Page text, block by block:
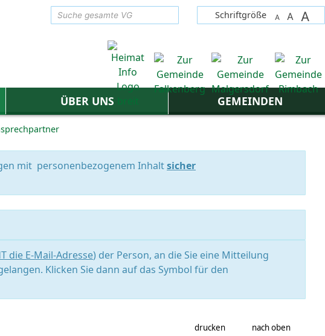
Schriftgröße A A A
ÜBER UNS GEMEINDEN
mit personenbezogenem Inhaltsicher
die E-Mail-Adresse) der Person, an die Sie eine Mitteilung
Klicken Sie dann auf das Symbol für den
drucken nach oben